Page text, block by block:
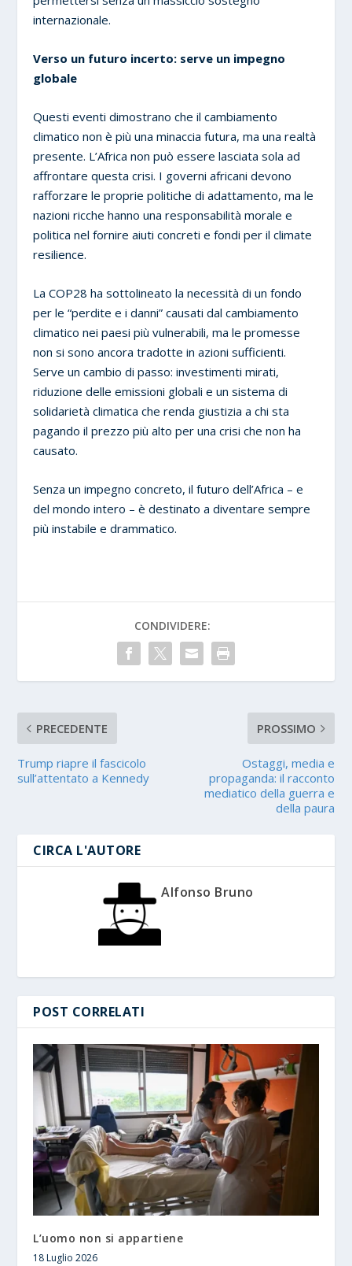
internazionale.
Verso un futuro incerto: serve un impegno
globale
Questi eventi dimostrano che il cambiamento
climatico non è più una minaccia futura, ma una realtà
presente. L’Africa non può essere lasciata sola ad
affrontare questa crisi. I governi africani devono
rafforzare le proprie politiche di adattamento, ma le
nazioni ricche hanno una responsabilità morale e
politica nel fornire aiuti concreti e fondi per il climate
resilience.
La COP28 ha sottolineato la necessità di un fondo
per le “perdite e i danni” causati dal cambiamento
climatico nei paesi più vulnerabili, ma le promesse
non si sono ancora tradotte in azioni sufficienti.
Serve un cambio di passo: investimenti mirati,
riduzione delle emissioni globali e un sistema di
solidarietà climatica che renda giustizia a chi sta
pagando il prezzo più alto per una crisi che non ha
causato.
Senza un impegno concreto, il futuro dell’Africa – e
del mondo intero – è destinato a diventare sempre
più instabile e drammatico.
CONDIVIDERE:
PRECEDENTE
Trump riapre il fascicolo
sull’attentato a Kennedy
PROSSIMO
Ostaggi, media e
propaganda: il racconto
mediatico della guerra e
della paura
CIRCA L'AUTORE
Alfonso Bruno
POST CORRELATI
L’uomo non si appartiene
18 Luglio 2026